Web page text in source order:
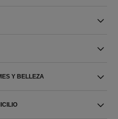
Y BELLEZA